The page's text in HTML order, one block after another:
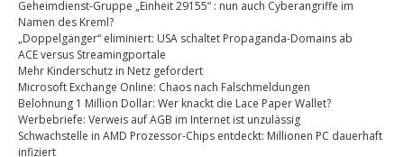
Geheimdienst-Gruppe „Einheit 29155“ : nun auch Cyberangriffe im
Namen des Kreml?
„Doppelgänger“ eliminiert: USA schaltet Propaganda-Domains ab
ACE versus Streamingportale
Mehr Kinderschutz in Netz gefordert
Microsoft Exchange Online: Chaos nach Falschmeldungen
Belohnung 1 Million Dollar: Wer knackt die Lace Paper Wallet?
Werbebriefe: Verweis auf AGB im Internet ist unzulässig
Schwachstelle in AMD Prozessor-Chips entdeckt: Millionen PC dauerhaft
infiziert